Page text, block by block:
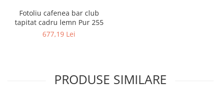
Fotoliu cafenea bar club
tapitat cadru lemn Pur 255
677,19 Lei
PRODUSE SIMILARE